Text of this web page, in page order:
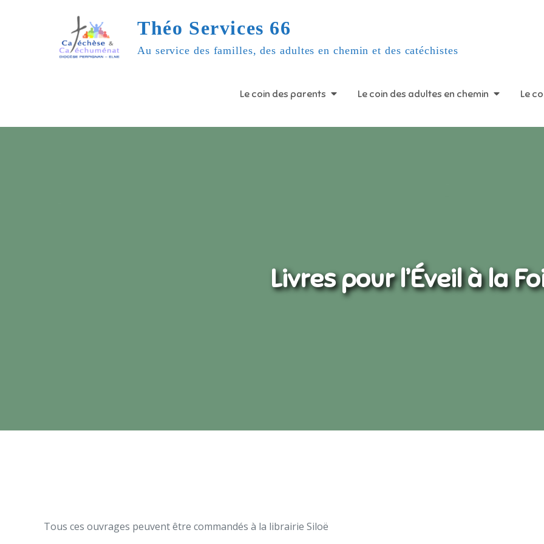
Théo Services 66
Au service des familles, des adultes en chemin et des catéchistes
Le coin des parents Le coin des adultes en chemin Le
Livres pour l’Éveil à la
Tous ces ouvrages peuvent être commandés à la librairie Siloë